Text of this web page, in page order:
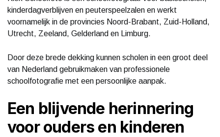
kinderdagverblijven en peuterspeelzalen en werkt
voornamelijk in de provincies Noord-Brabant, Zuid-Holland,
Utrecht, Zeeland, Gelderland en Limburg.
Door deze brede dekking kunnen scholen in een groot deel
van Nederland gebruikmaken van professionele
schoolfotografie met een persoonlijke aanpak.
Een blijvende herinnering
voor ouders en kinderen